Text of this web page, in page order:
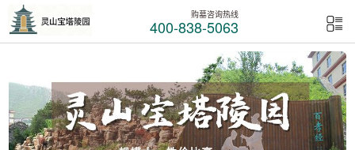
购墓咨询热线
400-838-5063